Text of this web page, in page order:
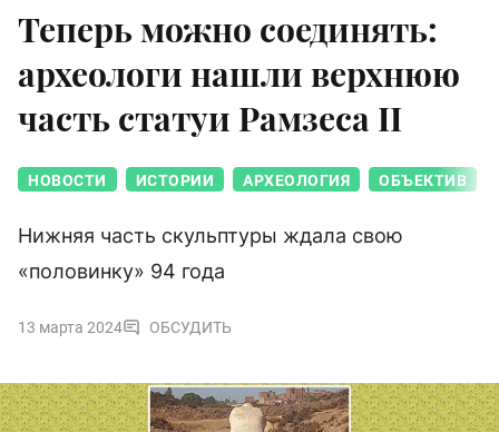
Теперь можно соединять:
археологи нашли верхнюю
часть статуи Рамзеса II
НОВОСТИ ИСТОРИИ АРХЕОЛОГИЯ ОБЪЕКТИВ
Нижняя часть скульптуры ждала свою
«половинку» 94 года
13 марта 2024 ОБСУДИТЬ